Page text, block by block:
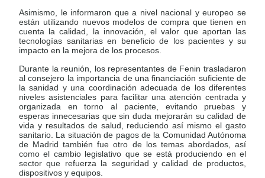
Asimismo, le informaron que a nivel nacional y europeo se
están utilizando nuevos modelos de compra que tienen en
cuenta la calidad, la innovación, el valor que aportan las
tecnologías sanitarias en beneficio de los pacientes y su
impacto en la mejora de los procesos.
Durante la reunión, los representantes de Fenin trasladaron
al consejero la importancia de una financiación suficiente de
la sanidad y una coordinación adecuada de los diferentes
niveles asistenciales para facilitar una atención centrada y
organizada en torno al paciente, evitando pruebas y
esperas innecesarias que sin duda mejorarán su calidad de
vida y resultados de salud, reduciendo así mismo el gasto
sanitario. La situación de pagos de la Comunidad Autónoma
de Madrid también fue otro de los temas abordados, así
como el cambio legislativo que se está produciendo en el
sector que refuerza la seguridad y calidad de productos,
dispositivos y equipos.